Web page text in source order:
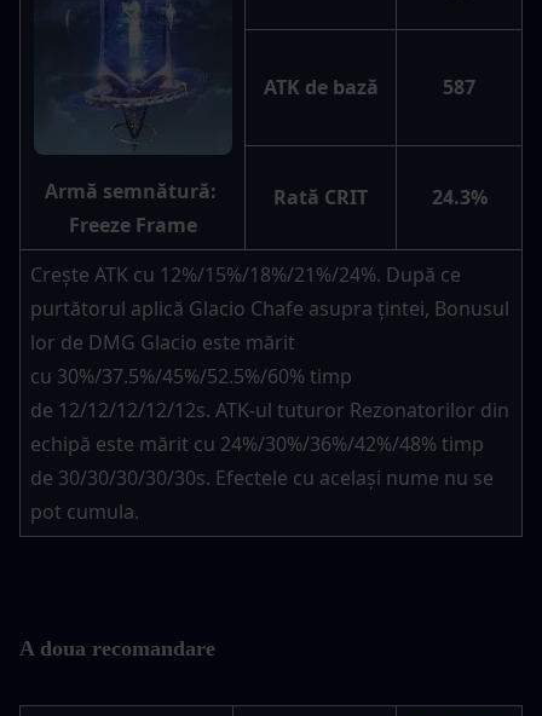
Armă semnătură:
Freeze Frame
ATK de bază 587
Rată CRIT 24.3%
Crește ATK cu 12%/15%/18%/21%/24%. După ce
purtătorul aplică Glacio Chafe asupra țintei, Bonusul
lor de DMG Glacio este mărit
cu 30%/37.5%/45%/52.5%/60% timp
de 12/12/12/12/12s. ATK-ul tuturor Rezonatorilor din
echipă este mărit cu 24%/30%/36%/42%/48% timp
de 30/30/30/30/30s. Efectele cu același nume nu se
pot cumula.
A doua recomandare